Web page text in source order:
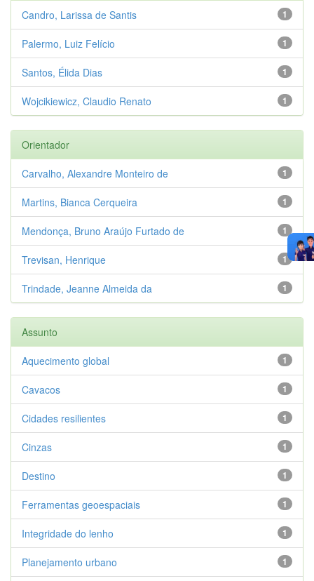
1
Candro, Larissa de Santis
1
Palermo, Luiz Felício
1
Santos, Élida Dias
1
Wojcikiewicz, Claudio Renato
Orientador
1
Carvalho, Alexandre Monteiro de
1
Martins, Bianca Cerqueira
1
Mendonça, Bruno Araújo Furtado de
1
Trevisan, Henrique
1
Trindade, Jeanne Almeida da
Assunto
1
Aquecimento global
1
Cavacos
1
Cidades resilientes
1
Cinzas
1
Destino
1
Ferramentas geoespaciais
1
Integridade do lenho
1
Planejamento urbano